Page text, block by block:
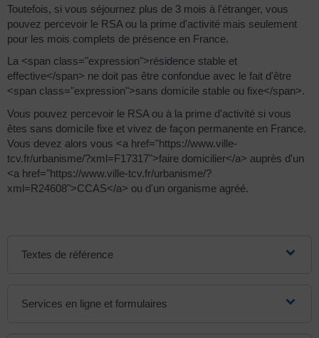
Toutefois, si vous séjournez plus de 3 mois à l'étranger, vous
pouvez percevoir le RSA ou la prime d'activité mais seulement
pour les mois complets de présence en France.
La <span class="expression">résidence stable et
effective</span> ne doit pas être confondue avec le fait d'être
<span class="expression">sans domicile stable ou fixe</span>.
Vous pouvez percevoir le RSA ou à la prime d'activité si vous
êtes sans domicile fixe et vivez de façon permanente en France.
Vous devez alors vous <a href="https://www.ville-
tcv.fr/urbanisme/?xml=F17317">faire domicilier</a> auprès d'un
<a href="https://www.ville-tcv.fr/urbanisme/?
xml=R24608">CCAS</a> ou d'un organisme agréé.
Textes de référence
Services en ligne et formulaires